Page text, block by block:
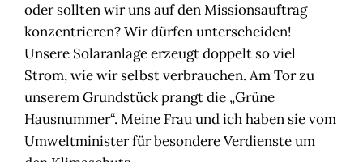
oder sollten wir uns auf den Missionsauftrag
konzentrieren? Wir dürfen unterscheiden!
Unsere Solaranlage erzeugt doppelt so viel
Strom, wie wir selbst verbrauchen. Am Tor zu
unserem Grundstück prangt die „Grüne
Hausnummer“. Meine Frau und ich haben sie vom
Umweltminister für besondere Verdienste um